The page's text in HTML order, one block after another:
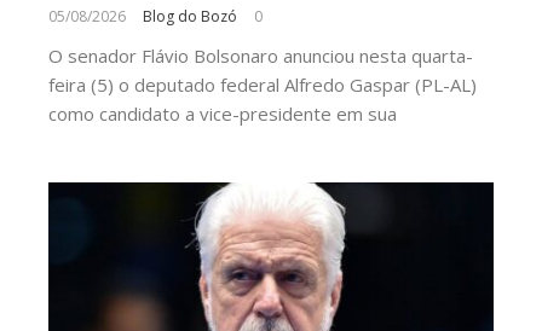
05/08/2026 Blog do Bozó 0
O senador Flávio Bolsonaro anunciou nesta quarta-
feira (5) o deputado federal Alfredo Gaspar (PL-AL)
como candidato a vice-presidente em sua